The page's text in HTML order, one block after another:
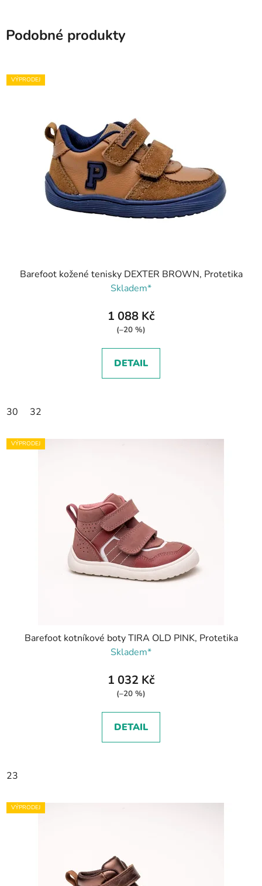
Podobné produkty
VÝPRODEJ
Barefoot kožené tenisky DEXTER BROWN, Protetika
Skladem*
1 088 Kč
(–20 %)
DETAIL
30 32
VÝPRODEJ
Barefoot kotníkové boty TIRA OLD PINK, Protetika
Skladem*
1 032 Kč
(–20 %)
DETAIL
23
VÝPRODEJ